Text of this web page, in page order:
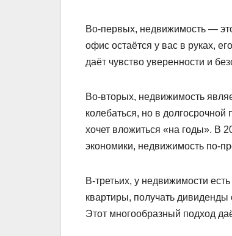
Во-первых, недвижимость —
офис остаётся у вас в руках,
даёт чувство уверенности и
Во-вторых, недвижимость
колебаться, но в
хочет вложиться «на годы». В
экономики, недвижимость по-
В-третьих, у недвижимости
квартиры, получать
Этот многообразный подход